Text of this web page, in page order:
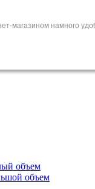
магазином намного
объем
объем